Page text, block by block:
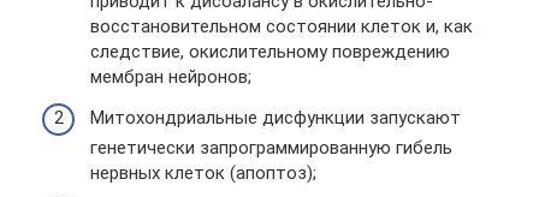
восстановительном состоянии клеток и, как
следствие, окислительному повреждению
мембран нейронов;
Митохондриальные дисфункции запускают
генетически запрограммированную гибель
нервных клеток (апоптоз);